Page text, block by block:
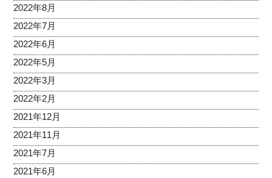
2022年8月
2022年7月
2022年6月
2022年5月
2022年3月
2022年2月
2021年12月
2021年11月
2021年7月
2021年6月